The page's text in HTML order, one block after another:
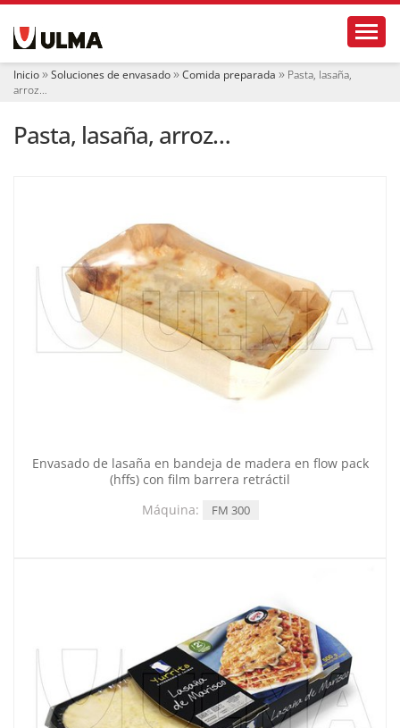
e Inicio Soluciones de envasado Comida preparada
Pasta, lasaña,
arroz…
Pasta, lasaña, arroz…
Envasado de lasaña en bandeja de madera en flow pack
(hffs) con film barrera retráctil
Máquina:
FM 300